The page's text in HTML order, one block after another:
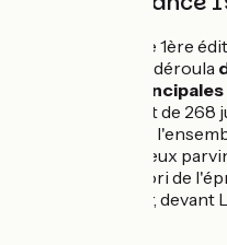
Il s'agit de la toute 1ère
qui se déroula
6
d'étapes, s'étirant de 268
. Sur
vingt plus valeureux
d'arrivée ! Le favori de
sortira vainqueur,